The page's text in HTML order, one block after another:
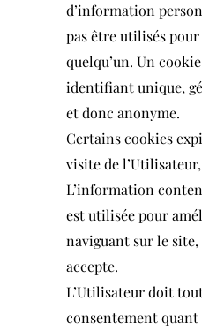
d’information
pas être utilisés
quelqu’un. Un
identifiant unique,
et donc anonyme.
Certains cookies
visite de
L’information
est utilisée pour
naviguant sur le
accepte.
L’Utilisateur doit
consentement